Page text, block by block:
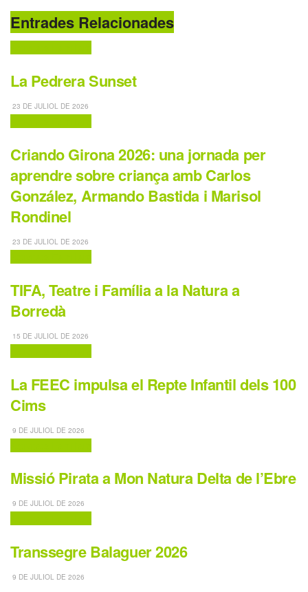
Entrades Relacionades
La Pedrera Sunset
23 DE JULIOL DE 2026
Criando Girona 2026: una jornada per
aprendre sobre criança amb Carlos
González, Armando Bastida i Marisol
Rondinel
23 DE JULIOL DE 2026
TIFA, Teatre i Família a la Natura a
Borredà
15 DE JULIOL DE 2026
La FEEC impulsa el Repte Infantil dels 100
Cims
9 DE JULIOL DE 2026
Missió Pirata a Mon Natura Delta de l’Ebre
9 DE JULIOL DE 2026
Transsegre Balaguer 2026
9 DE JULIOL DE 2026